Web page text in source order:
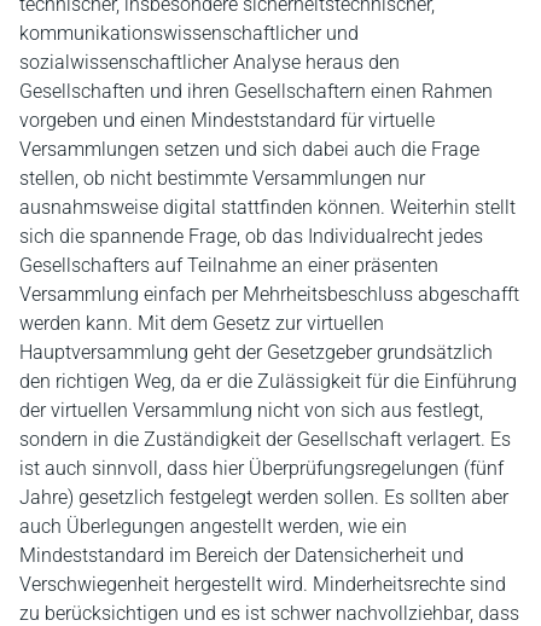
kommunikationswissenschaftlicher und
sozialwissenschaftlicher Analyse heraus den
Gesellschaften und ihren Gesellschaftern einen Rahmen
vorgeben und einen Mindeststandard für virtuelle
Versammlungen setzen und sich dabei auch die Frage
stellen, ob nicht bestimmte Versammlungen nur
ausnahmsweise digital stattfinden können. Weiterhin stellt
sich die spannende Frage, ob das Individualrecht jedes
Gesellschafters auf Teilnahme an einer präsenten
Versammlung einfach per Mehrheitsbeschluss abgeschafft
werden kann. Mit dem Gesetz zur virtuellen
Hauptversammlung geht der Gesetzgeber grundsätzlich
den richtigen Weg, da er die Zulässigkeit für die Einführung
der virtuellen Versammlung nicht von sich aus festlegt,
sondern in die Zuständigkeit der Gesellschaft verlagert. Es
ist auch sinnvoll, dass hier Überprüfungsregelungen (fünf
Jahre) gesetzlich festgelegt werden sollen. Es sollten aber
auch Überlegungen angestellt werden, wie ein
Mindeststandard im Bereich der Datensicherheit und
Verschwiegenheit hergestellt wird. Minderheitsrechte sind
zu berücksichtigen und es ist schwer nachvollziehbar, dass